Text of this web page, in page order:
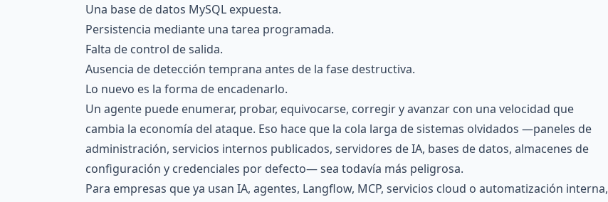
Una base de datos MySQL expuesta.
Persistencia mediante una tarea programada.
Falta de control de salida.
Ausencia de detección temprana antes de la fase destructiva.
Lo nuevo es la forma de encadenarlo.
Un agente puede enumerar, probar, equivocarse, corregir y avanzar con una velocidad que
cambia la economía del ataque. Eso hace que la cola larga de sistemas olvidados —paneles de
administración, servicios internos publicados, servidores de IA, bases de datos, almacenes de
configuración y credenciales por defecto— sea todavía más peligrosa.
Para empresas que ya usan IA, agentes, Langflow, MCP, servicios cloud o automatización interna,